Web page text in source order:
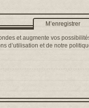
M’enregistrer
et augmente vos
d’utilisation et de notre